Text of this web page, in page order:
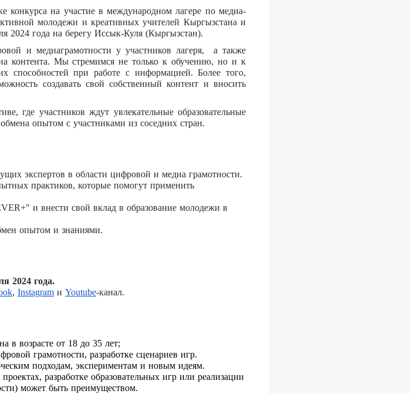
конкурса на участие в международном лагере по медиа-
молодежи и креативных учителей Кыргызстана и
2024 года на берегу Иссык-Куля (Кыргызстан).
и медиаграмотности у участников лагеря, а также
контента. Мы стремимся не только к обучению, но и к
способностей при работе с информацией. Более того,
создавать свой собственный контент и вносить
где участников ждут увлекательные образовательные
опытом с участниками из соседних стран.
экспертов в области цифровой и медиа грамотности.
практиков, которые помогут применить
и внести свой вклад в образование молодежи в
опытом и знаниями.
2024 года.
, Instagram и Youtube-канал.
в возрасте от 18 до 35 лет;
грамотности, разработке сценариев игр.
подходам, экспериментам и новым идеям.
разработке образовательных игр или реализации
может быть преимуществом.